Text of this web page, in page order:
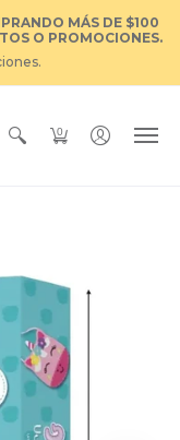
MÁS DE $100
O PROMOCIONES.
0